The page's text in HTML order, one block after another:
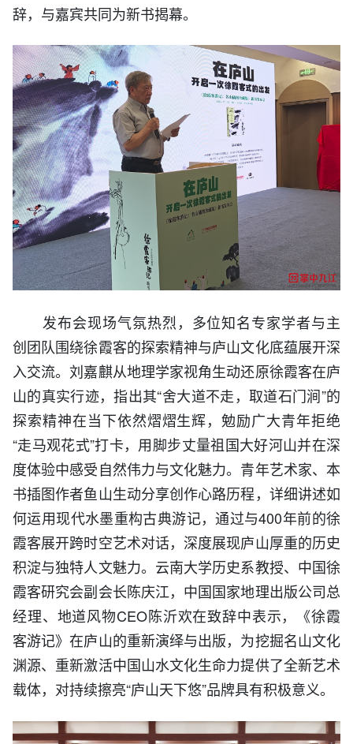
辞，与嘉宾共同为新书揭幕。
发布会现场气氛热烈，多位知名专家学者与主
创团队围绕徐霞客的探索精神与庐山文化底蕴展开深
入交流。刘嘉麒从地理学家视角生动还原徐霞客在庐
山的真实行迹，指出其“舍大道不走，取道石门涧”的
探索精神在当下依然熠熠生辉，勉励广大青年拒绝
“走马观花式”打卡，用脚步丈量祖国大好河山并在深
度体验中感受自然伟力与文化魅力。青年艺术家、本
书插图作者鱼山生动分享创作心路历程，详细讲述如
何运用现代水墨重构古典游记，通过与400年前的徐
霞客展开跨时空艺术对话，深度展现庐山厚重的历史
积淀与独特人文魅力。云南大学历史系教授、中国徐
霞客研究会副会长陈庆江，中国国家地理出版公司总
经理、地道风物CEO陈沂欢在致辞中表示，《徐霞
客游记》在庐山的重新演绎与出版，为挖掘名山文化
渊源、重新激活中国山水文化生命力提供了全新艺术
载体，对持续擦亮“庐山天下悠”品牌具有积极意义。